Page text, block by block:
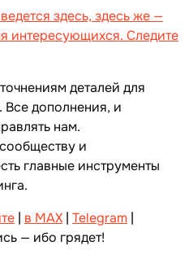
ведется здесь, здесь же —
интересующихся. Следите
деталей для
Все дополнения, и
нам.
и
главные инструменты
| в MAX | Telegram |
— ибо грядет!